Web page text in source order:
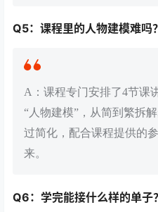
Q5：课程里的人物建模难吗
A：课程专门安排了4节课
“人物建模”，从简到繁拆
过简化，配合课程提供的
来。
Q6：学完能接什么样的单子？